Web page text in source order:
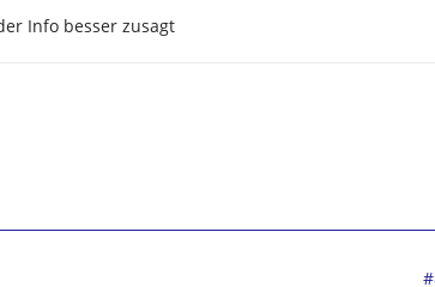
Info besser zusagt